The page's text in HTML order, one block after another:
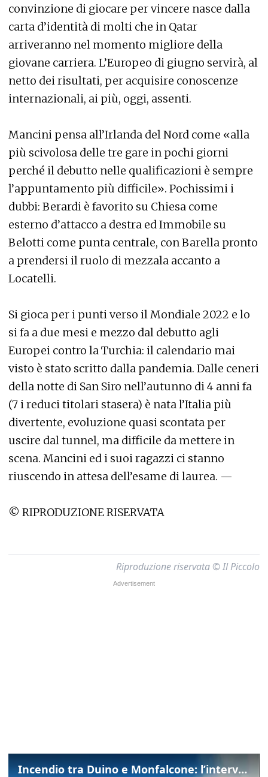
convinzione di giocare per vincere nasce dalla
carta d’identità di molti che in Qatar
arriveranno nel momento migliore della
giovane carriera. L’Europeo di giugno servirà, al
netto dei risultati, per acquisire conoscenze
internazionali, ai più, oggi, assenti.
Mancini pensa all’Irlanda del Nord come «alla
più scivolosa delle tre gare in pochi giorni
perché il debutto nelle qualificazioni è sempre
l’appuntamento più difficile». Pochissimi i
dubbi: Berardi è favorito su Chiesa come
esterno d’attacco a destra ed Immobile su
Belotti come punta centrale, con Barella pronto
a prendersi il ruolo di mezzala accanto a
Locatelli.
Si gioca per i punti verso il Mondiale 2022 e lo
si fa a due mesi e mezzo dal debutto agli
Europei contro la Turchia: il calendario mai
visto è stato scritto dalla pandemia. Dalle ceneri
della notte di San Siro nell’autunno di 4 anni fa
(7 i reduci titolari stasera) è nata l’Italia più
divertente, evoluzione quasi scontata per
uscire dal tunnel, ma difficile da mettere in
scena. Mancini ed i suoi ragazzi ci stanno
riuscendo in attesa dell’esame di laurea. —
© RIPRODUZIONE RISERVATA
Riproduzione riservata © Il Piccolo
Incendio tra Duino e Monfalcone: l’intervento dei vigili del fuoco